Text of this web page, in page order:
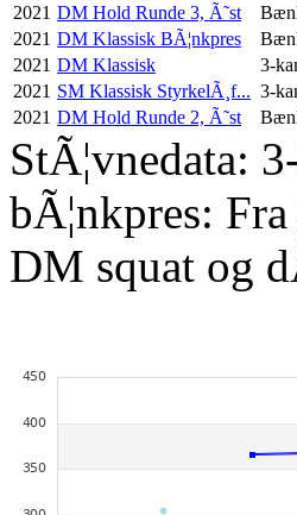
2021 DM Hold Runde 3, Ã˜st
2021 DM Klassisk BÃ¦nkpres
2021 DM Klassisk 3-
2021 SM Klassisk StyrkelÃ¸f... 3-
2021 DM Hold Runde 2, Ã˜st
StÃ¦vnedata:
bÃ¦nkpres:
DM squat og